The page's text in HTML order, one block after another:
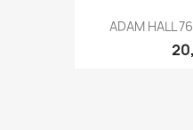
ADAM HALL